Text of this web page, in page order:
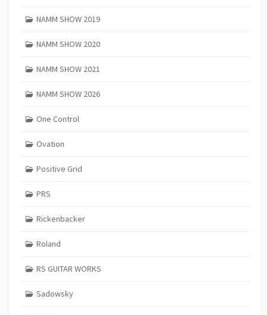
NAMM SHOW 2019
NAMM SHOW 2020
NAMM SHOW 2021
NAMM SHOW 2026
One Control
Ovation
Positive Grid
PRS
Rickenbacker
Roland
RS GUITAR WORKS
Sadowsky